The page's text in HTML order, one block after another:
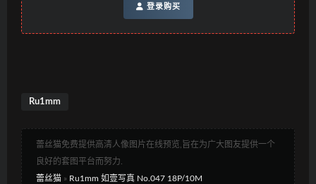
登录购买
Ru1mm
蕾丝猫免费提供高清人像图片在线预览,旨在为广大图友提供一个
良好的套图平台而努力.
蕾丝猫 » Ru1mm 如壹写真 No.047 18P/10M